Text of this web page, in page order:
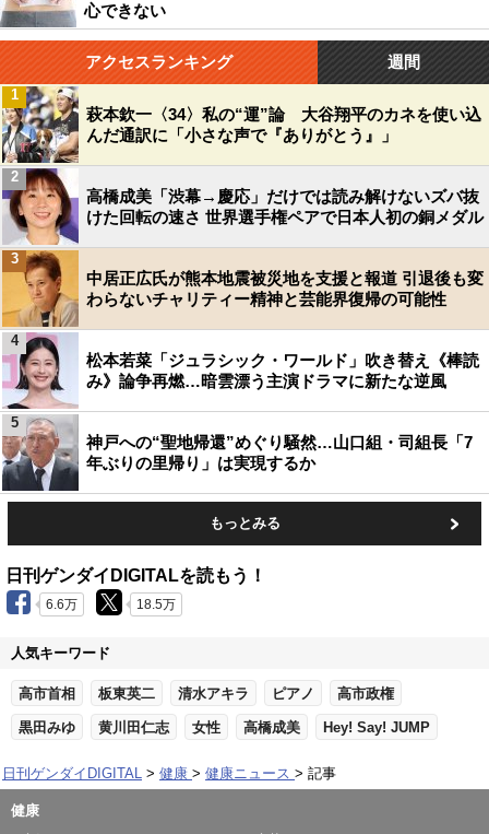
心できない
アクセスランキング 週間
萩本欽一〈34〉私の“運”論 大谷翔平のカネを使い込
んだ通訳に「小さな声で『ありがとう』」
1
高橋成美「渋幕→慶応」だけでは読み解けないズバ抜
けた回転の速さ 世界選手権ペアで日本人初の銅メダル
2
中居正広氏が熊本地震被災地を支援と報道 引退後も変
わらないチャリティー精神と芸能界復帰の可能性
3
松本若菜「ジュラシック・ワールド」吹き替え《棒読
み》論争再燃…暗雲漂う主演ドラマに新たな逆風
4
神戸への“聖地帰還”めぐり騒然…山口組・司組長「7
年ぶりの里帰り」は実現するか
5
もっとみる
日刊ゲンダイDIGITALを読もう！
6.6万 18.5万
人気キーワード
高市首相 板東英二 清水アキラ ピアノ 高市政権
黒田みゆ 黄川田仁志 女性 高橋成美 Hey! Say! JUMP
日刊ゲンダイDIGITAL 健康 健康ニュース 記事
健康